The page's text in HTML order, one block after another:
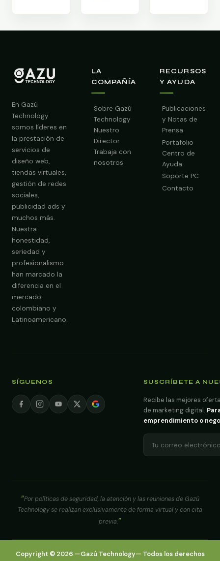
En Gazú
Technology
somos líderes en
la prestación de
servicios de
diseño web,
tiendas virtuales,
gestión de redes
sociales,
publicidad ads y
muchos más.
Nuestra
honestidad,
seriedad y
profesionalismo
han marcado la
diferencia en el
mercado
colombiano y
Latinoamericano.
LA
COMPAÑÍA
Sobre Gazú
Technology
Nuestro
Director
Trabaja con
nosotros
RECURSOS
Y AYUDA
Publicaciones
y Notas de
Prensa
Portafolio
Centro de
Ayuda
Soporte PC
Contacto
SÍGUENOS SUSCRÍBETE A
Recibe las mejores
de marketing digital.
emprendimiento o
Por políticas de seguridad, la atención y las reuniones de Gazú
Technology se realizan exclusivamente de forma virtual y con cita
previa.
Copyright © 2026 —Gazú Technology— Todos los derechos